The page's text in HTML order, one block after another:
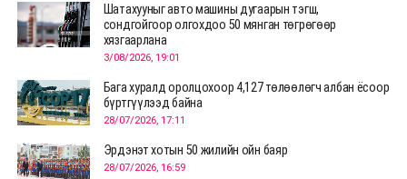
Шатахууныг авто машины дугаарын тэгш,
сондгойгоор олгохдоо 50 мянган төгрөгөөр
хязгаарлана
3/08/2026, 19:01
Бага хуралд оролцохоор 4,127 төлөөлөгч албан ёсоор
бүртгүүлээд байна
28/07/2026, 17:11
Эрдэнэт хотын 50 жилийн ойн баяр
28/07/2026, 16:59